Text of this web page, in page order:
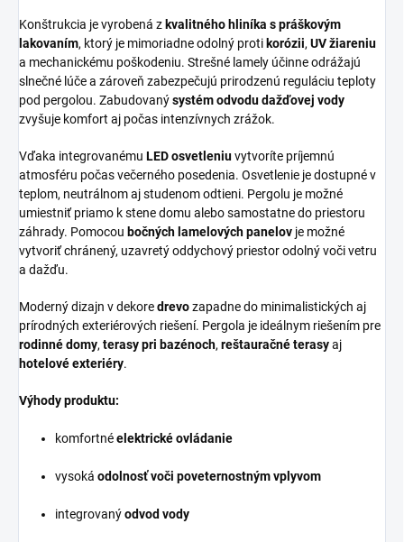
Konštrukcia je vyrobená z kvalitného hliníka s práškovým
lakovaním, ktorý je mimoriadne odolný proti korózii, UV žiareniu
a mechanickému poškodeniu. Strešné lamely účinne odrážajú
slnečné lúče a zároveň zabezpečujú prirodzenú reguláciu teploty
pod pergolou. Zabudovanýsystém odvodu dažďovej vody
zvyšuje komfort aj počas intenzívnych zrážok.
Vďaka integrovanému LED osvetleniuvytvoríte príjemnú
atmosféru počas večerného posedenia. Osvetlenie je dostupné v
teplom, neutrálnom aj studenom odtieni. Pergolu je možné
umiestniť priamo k stene domu alebo samostatne do priestoru
záhrady. Pomocou bočných lamelových panelov je možné
vytvoriť chránený, uzavretý oddychový priestor odolný voči vetru
a dažďu.
Moderný dizajn v dekoredrevozapadne do minimalistických aj
prírodných exteriérových riešení. Pergola je ideálnym riešením pre
rodinné domy, terasy pri bazénoch, reštauračné terasyaj
hotelové exteriéry.
Výhody produktu:
komfortnéelektrické ovládanie
vysoká odolnosť voči poveternostným vplyvom
integrovanýodvod vody